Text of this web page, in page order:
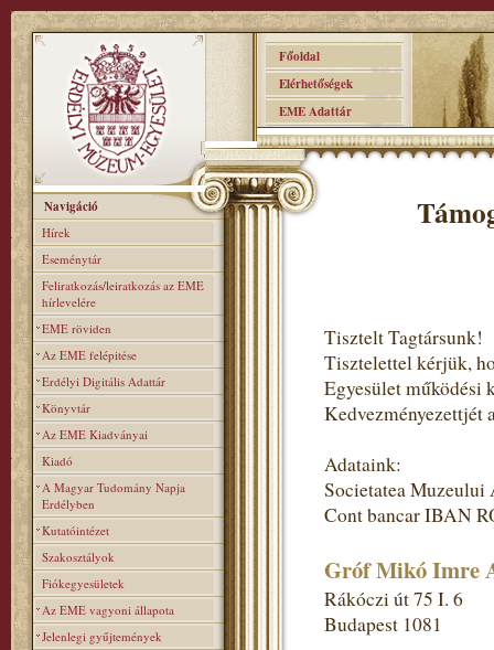
Főoldal
Elérhetőségek
EME Adattár
Navigáció
Hírek
Eseménytár
Feliratkozás/leiratkozás az EME
hírlevelére
EME röviden
Az EME felépitése
Erdélyi Digitális Adattár
Könyvtár
Az EME Kiadványai
Kiadó
A Magyar Tudomány Napja
Erdélyben
Kutatóintézet
Szakosztályok
Fiókegyesületek
Az EME vagyoni állapota
Jelenlegi gyűjtemények
Tisztelt Tagtársunk!
Tisztelettel kérjük,
Egyesület működési
Kedvezményezettjét
Adataink:
Societatea
Cont bancar IBAN
Gróf Mikó Imre
Rákóczi út 75 I. 6
Budapest 1081